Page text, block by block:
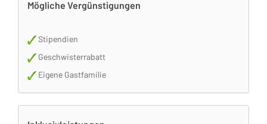
Mögliche Vergünstigungen
Stipendien
Geschwisterrabatt
Eigene Gastfamilie